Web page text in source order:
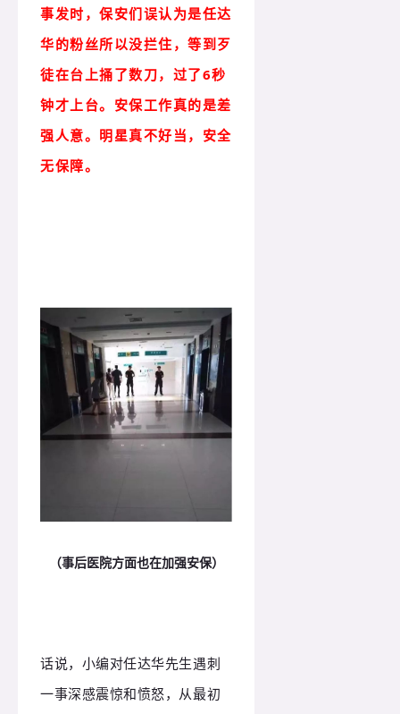
事发时，保安们误认为是任达
华的粉丝所以没拦住，等到歹
徒在台上捅了数刀，过了6秒
钟才上台。 安保工作真的是差
强人意。 明星真不好当，安全
无保障。
（事后医院方面也在加强安保）
话说，小编对任达华先生遇刺
一事深感震惊和愤怒， 从最初